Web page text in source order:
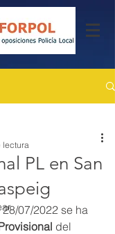
PL en San
lectura
07/2022 se ha
del